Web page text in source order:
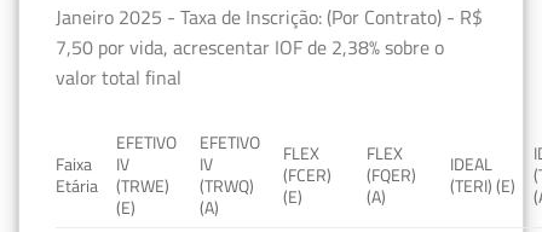
Janeiro 2025 - Taxa de Inscrição: (Por Contrato) - R$
7,50 por vida, acrescentar IOF de 2,38% sobre o
valor total final
Faixa
Etária
EFETIVO
IV
(TRWE)
(E)
EFETIVO
IV
(TRWQ)
(A)
FLEX
(FCER)
(E)
FLEX
(FQER)
(A)
IDEAL
(TERI) (E)